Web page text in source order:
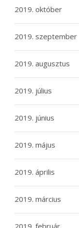
2019. október
2019. szeptember
2019. augusztus
2019. július
2019. június
2019. május
2019. április
2019. március